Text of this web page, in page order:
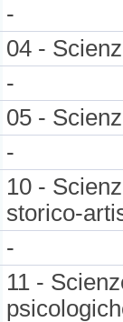
-
04 -
-
05 -
-
10 -
storico-
-
11 -